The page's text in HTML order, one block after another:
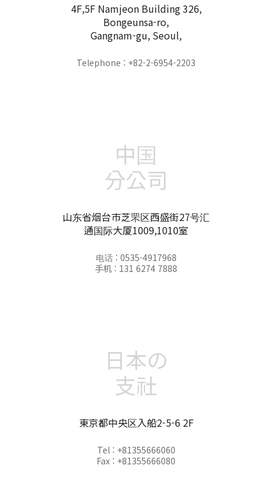
4F,5F Namjeon Building 326,
Bongeunsa-ro,
Gangnam-gu, Seoul,
Telephone : +82-2-6954-2203
中国
分公司
山东省烟台市芝罘区西盛街27号汇
通国际大厦1009,1010室
电话 : 0535-4917968
手机 : 131 6274 7888
日本の
支社
東京都中央区入船2-5-6 2F
Tel : +81355666060
Fax : +81355666080